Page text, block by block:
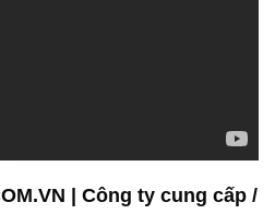
| Công ty cung cấp /